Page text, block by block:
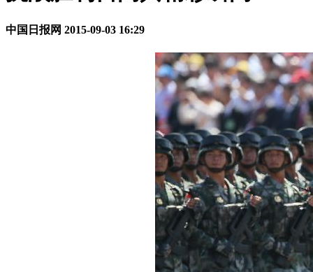
中国日报网 2015-09-03 16:29